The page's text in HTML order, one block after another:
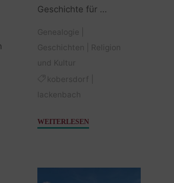
Geschichte für …
Genealogie
Geschichten
Religion
und Kultur
kobersdorf
lackenbach
WEITERLESEN"Der